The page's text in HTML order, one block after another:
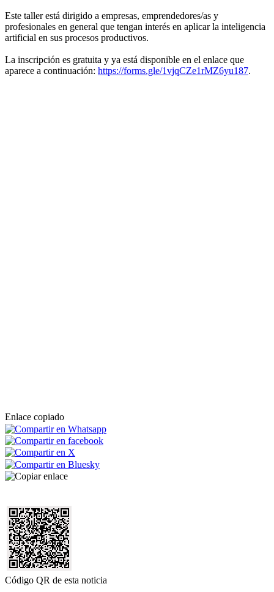
Este taller está dirigido a empresas, emprendedores/as y
profesionales en general que tengan interés en aplicar la inteligencia
artificial en sus procesos productivos.
La inscripción es gratuita y ya está disponible en el enlace que
aparece a continuación: https://forms.gle/1vjqCZe1rMZ6yu187.
Enlace copiado
Código QR de esta noticia